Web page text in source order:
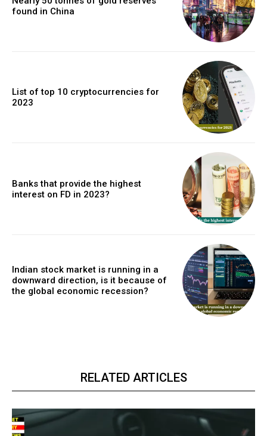
found in China
List of top 10 cryptocurrencies for
2023
Banks that provide the highest
interest on FD in 2023?
Indian stock market is running in a
downward direction, is it because of
the global economic recession?
RELATED ARTICLES